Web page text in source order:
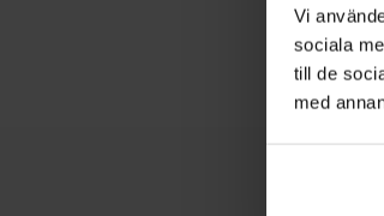
Vi
sociala
till de
med